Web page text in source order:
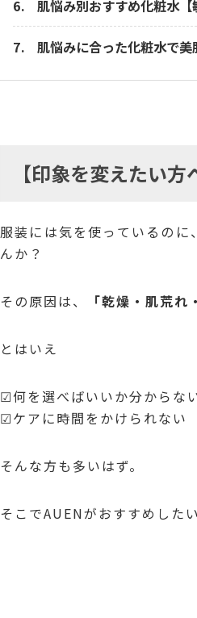
肌悩み別おすすめ化粧水【
肌悩みに合った化粧水で美
【印象を変えたい
服装には気を使っているのに
んか？
その原因は、 「乾燥・肌荒れ
とはいえ
☑何を選べばいいか分からな
☑ケアに時間をかけられない
そんな方も多いはず。
そこでAUENがおすすめした